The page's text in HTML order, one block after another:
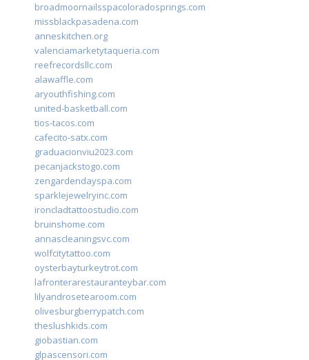
broadmoornailsspacoloradosprings.com
missblackpasadena.com
anneskitchen.org
valenciamarketytaqueria.com
reefrecordsllc.com
alawaffle.com
aryouthfishing.com
united-basketball.com
tios-tacos.com
cafecito-satx.com
graduacionviu2023.com
pecanjackstogo.com
zengardendayspa.com
sparklejewelryinc.com
ironcladtattoostudio.com
bruinshome.com
annascleaningsvc.com
wolfcitytattoo.com
oysterbayturkeytrot.com
lafronterarestauranteybar.com
lilyandrosetearoom.com
olivesburgberrypatch.com
theslushkids.com
giobastian.com
glpascensori.com